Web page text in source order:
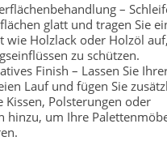
–
glatt und tragen Sie
wie Holzlack oder Holzöl
zu schützen.
Finish – Lassen Sie
Lauf und fügen Sie
Kissen, Polsterungen oder
hinzu, um Ihre